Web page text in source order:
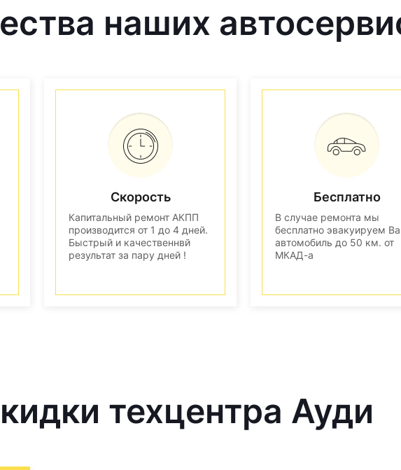
наших
Скорость
Капитальный ремонт АКПП
производится от 1 до 4 дней.
Быстрый и качественнвй
результат за пару дней !
Бесплатно
В случае ремонта мы
бесплатно эвакуируем
автомобиль до 50 км. от
МКАД-а
техцентра Ауди